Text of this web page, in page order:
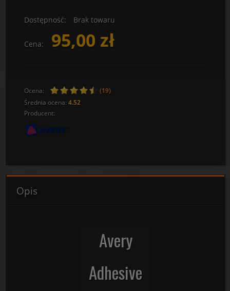
Dostępność: Brak towaru
Cena: 95,00 zł
Ocena:
(19)
Średnia ocena: 4.52
Producent:
Opis
Avery
Adhesive